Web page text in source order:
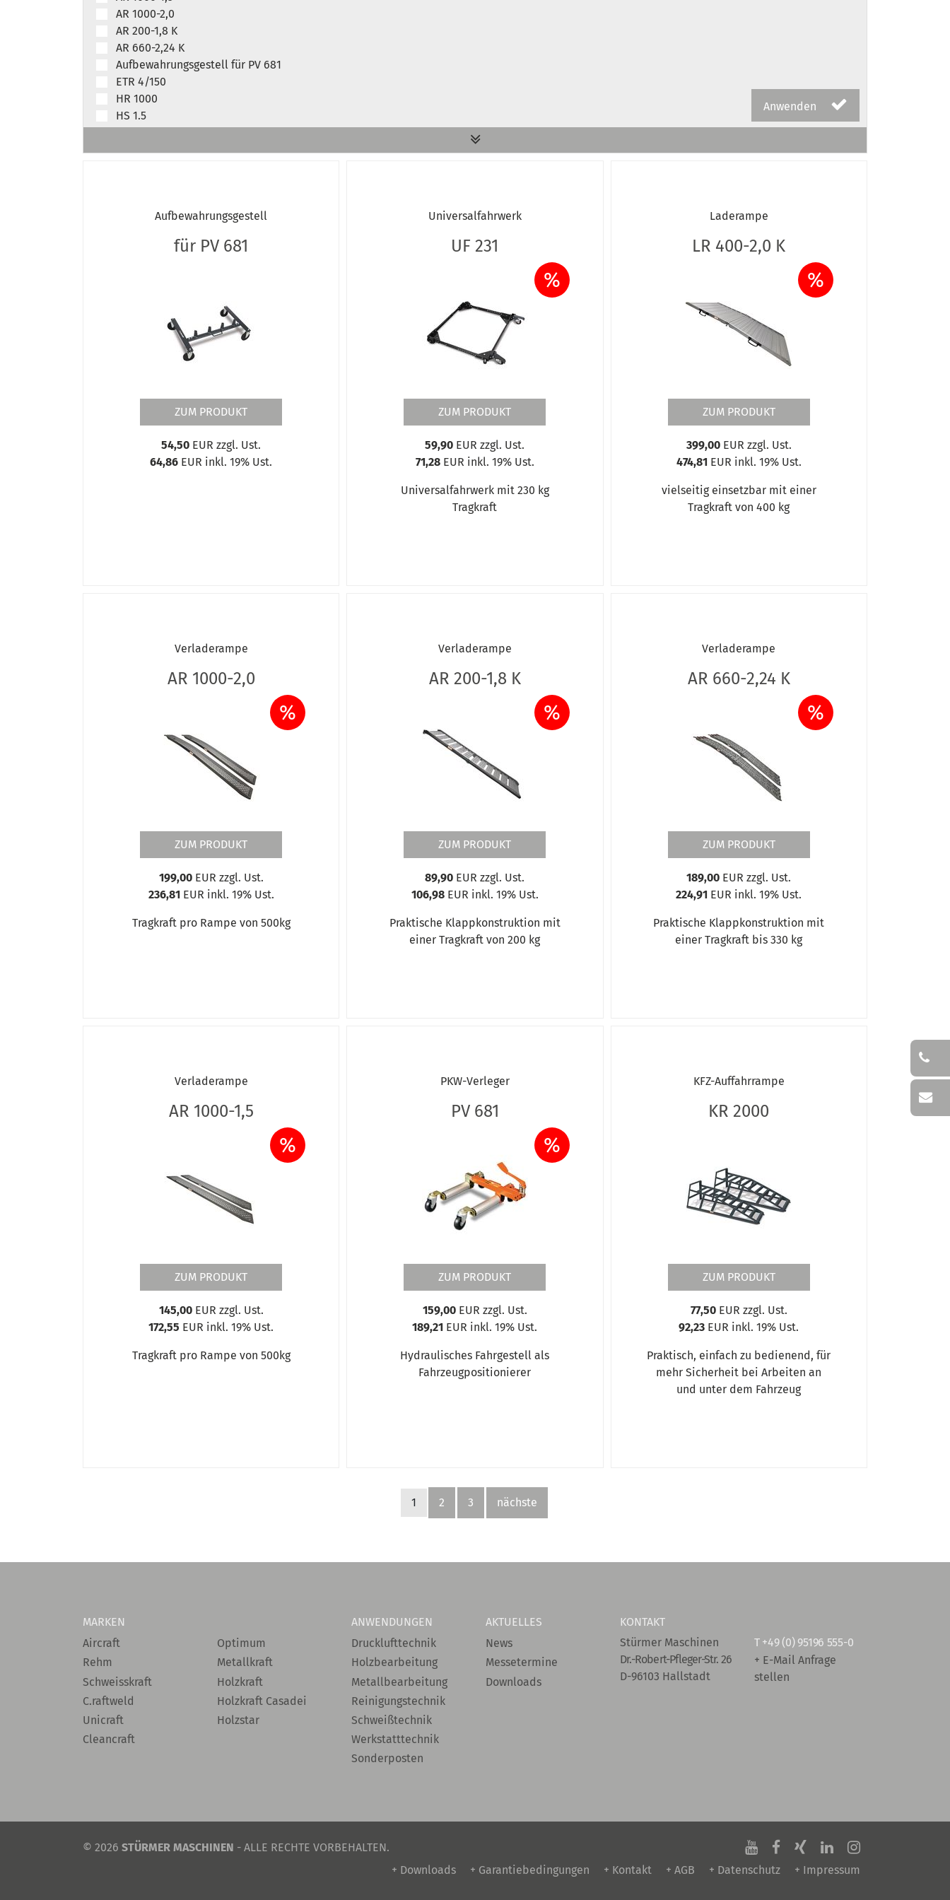
AR 1000-2,0
AR 200-1,8 K
AR 660-2,24 K
Aufbewahrungsgestell für PV 681
ETR 4/150
HR 1000
HS 1.5
PRW 450
SLR 400-2,4 K
Anwenden
Aufbewahrungsgestell
für PV 681
ZUM PRODUKT
54,50 EUR zzgl. Ust.
64,86 EUR inkl. 19% Ust.
Universalfahrwerk
UF 231
%
ZUM PRODUKT
59,90 EUR zzgl. Ust.
71,28EUR inkl. 19% Ust.
Universalfahrwerk mit 230 kg
Tragkraft
Laderampe
LR 400-2,0 K
%
ZUM PRODUKT
399,00EUR zzgl. Ust.
474,81 EUR inkl. 19% Ust.
vielseitig einsetzbar mit einer
Tragkraft von 400 kg
Verladerampe
AR 1000-2,0
%
ZUM PRODUKT
199,00EUR zzgl. Ust.
236,81 EUR inkl. 19% Ust.
Tragkraft pro Rampe von 500kg
Verladerampe
AR 200-1,8 K
%
ZUM PRODUKT
89,90 EUR zzgl. Ust.
106,98EUR inkl. 19% Ust.
Praktische Klappkonstruktion mit
einer Tragkraft von 200 kg
Verladerampe
AR 660-2,24 K
%
ZUM PRODUKT
189,00 EUR zzgl. Ust.
224,91 EUR inkl. 19% Ust.
Praktische Klappkonstruktion mit
einer Tragkraft bis 330 kg
Verladerampe
AR 1000-1,5
%
ZUM PRODUKT
145,00EUR zzgl. Ust.
172,55 EUR inkl. 19% Ust.
Tragkraft pro Rampe von 500kg
PKW-Verleger
PV 681
%
ZUM PRODUKT
159,00EUR zzgl. Ust.
189,21 EUR inkl. 19% Ust.
Hydraulisches Fahrgestell als
Fahrzeugpositionierer
KFZ-Auffahrrampe
KR 2000
ZUM PRODUKT
77,50EUR zzgl. Ust.
92,23 EUR inkl. 19% Ust.
Praktisch, einfach zu bedienend, für
mehr Sicherheit bei Arbeiten an
und unter dem Fahrzeug
1 2 3 nächste
MARKEN
Aircraft
Rehm
Schweisskraft
C.raftweld
Unicraft
Cleancraft
Optimum
Metallkraft
Holzkraft
Holzkraft Casadei
Holzstar
ANWENDUNGEN
Drucklufttechnik
Holzbearbeitung
Metallbearbeitung
Reinigungstechnik
Schweißtechnik
Werkstatttechnik
Sonderposten
AKTUELLES
News
Messetermine
Downloads
KONTAKT
Stürmer Maschinen
Dr.-Robert-Pfleger-Str. 26
D-96103 Hallstadt
T +49 (0) 95196 555-0
+ E-Mail Anfrage
stellen
© 2026 STÜRMER MASCHINEN - ALLE RECHTE VORBEHALTEN.
+ Downloads
+ Garantiebedingungen + Kontakt + AGB + Datenschutz + Impressum